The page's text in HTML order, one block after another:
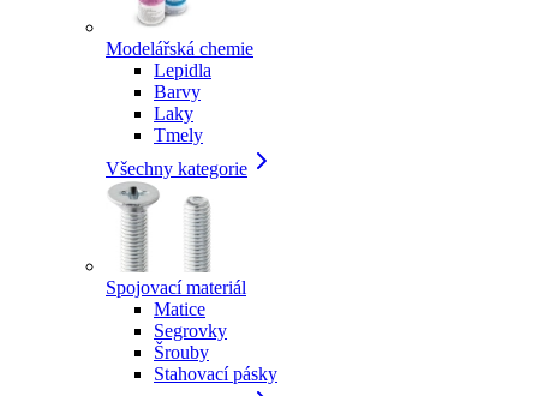
Modelářská chemie
Lepidla
Barvy
Laky
Tmely
Všechny kategorie
Spojovací materiál
Matice
Segrovky
Šrouby
Stahovací pásky